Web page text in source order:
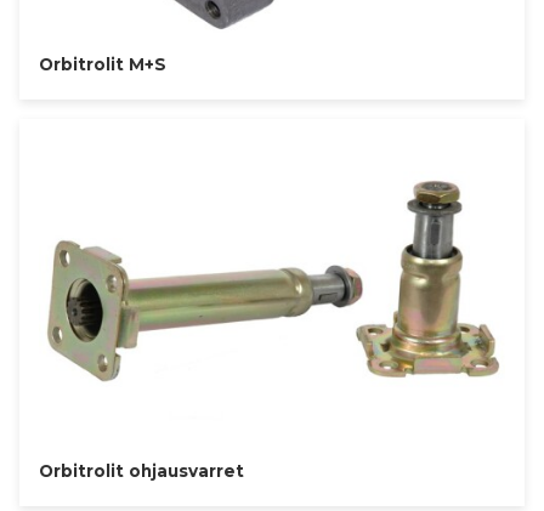
Orbitrolit M+S
Orbitrolit ohjausvarret